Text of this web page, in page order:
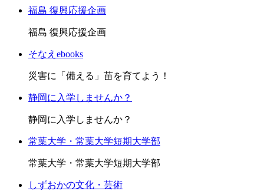
福島 復興応援企画
福島 復興応援企画
そなえebooks
災害に「備える」苗を育てよう！
静岡に入学しませんか？
静岡に入学しませんか？
常葉大学・常葉大学短期大学部
常葉大学・常葉大学短期大学部
しずおかの文化・芸術